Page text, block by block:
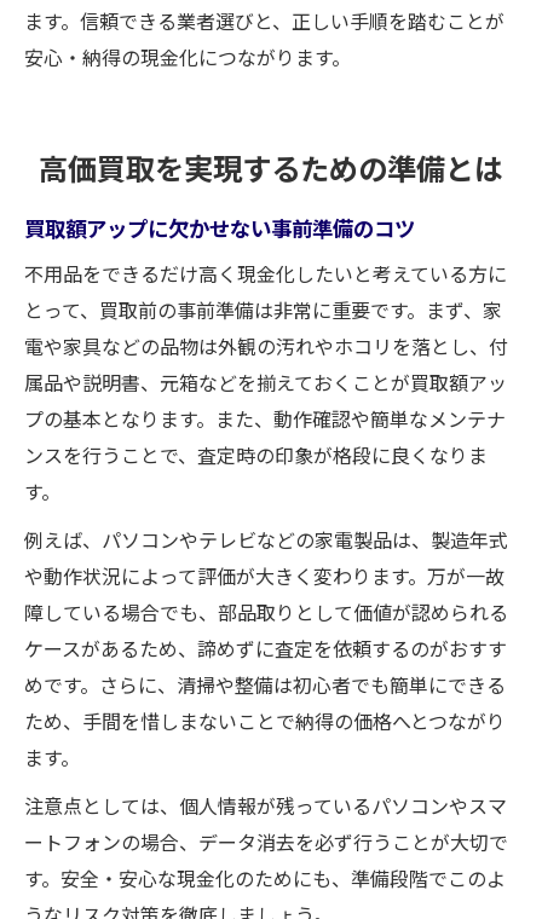
ます。信頼できる業者選びと、正しい手順を踏むことが
安心・納得の現金化につながります。
高価買取を実現するための準備とは
買取額アップに欠かせない事前準備のコツ
不用品をできるだけ高く現金化したいと考えている方に
とって、買取前の事前準備は非常に重要です。まず、家
電や家具などの品物は外観の汚れやホコリを落とし、付
属品や説明書、元箱などを揃えておくことが買取額アッ
プの基本となります。また、動作確認や簡単なメンテナ
ンスを行うことで、査定時の印象が格段に良くなりま
す。
例えば、パソコンやテレビなどの家電製品は、製造年式
や動作状況によって評価が大きく変わります。万が一故
障している場合でも、部品取りとして価値が認められる
ケースがあるため、諦めずに査定を依頼するのがおすす
めです。さらに、清掃や整備は初心者でも簡単にできる
ため、手間を惜しまないことで納得の価格へとつながり
ます。
注意点としては、個人情報が残っているパソコンやスマ
ートフォンの場合、データ消去を必ず行うことが大切で
す。安全・安心な現金化のためにも、準備段階でこのよ